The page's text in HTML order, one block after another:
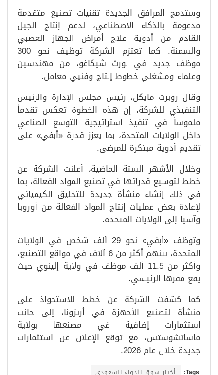
وستدمج المرافق الجديدة تقنيات تصنيع متقدمة
مدعومة بالذكاء الاصطناعي، لدعم إنتاج الجيل
القادم من أدوية علاج أمراض الجهاز العصبي
والسمنة. كما تعتزم الشركة توظيف نحو 300
موظف جديد في نورث شيكاغو، من مهندسين
وعلماء ومشغلي خطوط إنتاج وفنيي معامل.
وقال روبرت مايكل، رئيس مجلس الإدارة والرئيس
التنفيذي للشركة، إن هذه الخطوة تعكس تقدماً
ملموساً في تنفيذ استراتيجية التوسع الصناعي
داخل الولايات المتحدة، بما يعزز قدرة «أبفي» على
تقديم أدوية مبتكرة للمرضى.
وخلال الأشهر الستة الماضية، أعلنت الشركة عن
خطط لتوسيع قدراتها في تصنيع المواد الفعالة، بما
في ذلك إنشاء منشأة جديدة للتخليق الكيميائي
لإعادة بعض عمليات إنتاج المواد الفعالة من أوروبا
وآسيا إلى الولايات المتحدة.
وتوظف «أبفي» نحو 29 ألف شخص في الولايات
المتحدة، بينهم أكثر من 6 آلاف في مواقع التصنيع،
وأكثر من 11.5 ألف موظف في ولاية إلينوي حيث
يقع مقرها الرئيسي.
كما كشفت الشركة عن خطط للاستحواذ على
منشأة لتصنيع الأجهزة في أريزونا، إلى جانب
استثمارات إضافية في مصنعها بولاية
ماساتشوستس، مع توقع الإعلان عن استثمارات
جديدة خلال عام 2026.
Tags:
أخبار سوق الدواء السعودي